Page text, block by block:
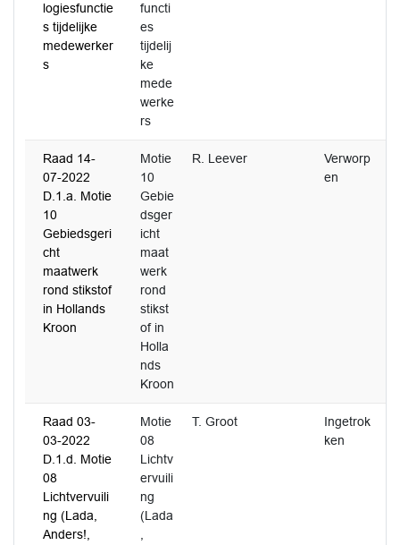
logiesfunctie
s tijdelijke
medewerker
s
functi
es
tijdelij
ke
mede
werke
rs
Raad 14-
07-2022
D.1.a. Motie
10
Gebiedsgeri
cht
maatwerk
rond stikstof
in Hollands
Kroon
Motie
10
Gebie
dsger
icht
maat
werk
rond
stikst
of in
Holla
nds
Kroon
R. Leever
Verworp
en
Raad 03-
03-2022
D.1.d. Motie
08
Lichtvervuili
ng (Lada,
Anders!,
Motie
08
Lichtv
ervuili
ng
(Lada
T. Groot
Ingetrok
ken